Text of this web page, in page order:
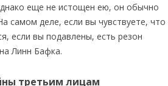
еще не истощен ею, он обычно
самом деле, если вы чувствуете, что
если вы подавлены, есть резон
Линн Бафка.
третьим лицам